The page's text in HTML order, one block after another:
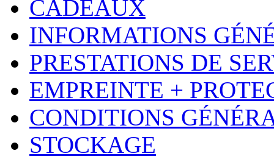
CADEAUX
INFORMATIONS
PRESTATIONS DE
EMPREINTE +
CONDITIONS
STOCKAGE